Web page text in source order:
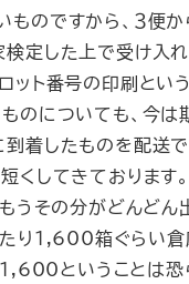
ものですから、３便か
検定した上で受け入
ット番号の印刷とい
ものについても、今は
到着したものを配送
くしてきております
うその分がどんどん
たり1,600箱ぐらい
1,600ということは恐